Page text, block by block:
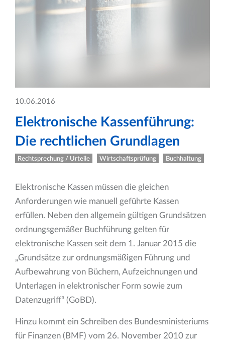
10.06.2016
Elektronische Kassenführung:
Die rechtlichen Grundlagen
Rechtsprechung / Urteile Wirtschaftsprüfung Buchhaltung
Elektronische Kassen müssen die gleichen
Anforderungen wie manuell geführte Kassen
erfüllen. Neben den allgemein gültigen Grundsätzen
ordnungsgemäßer Buchführung gelten für
elektronische Kassen seit dem 1. Januar 2015 die
„Grundsätze zur ordnungsmäßigen Führung und
Aufbewahrung von Büchern, Aufzeichnungen und
Unterlagen in elektronischer Form sowie zum
Datenzugriff“ (GoBD).
Hinzu kommt ein Schreiben des Bundesministeriums
für Finanzen (BMF) vom 26. November 2010 zur